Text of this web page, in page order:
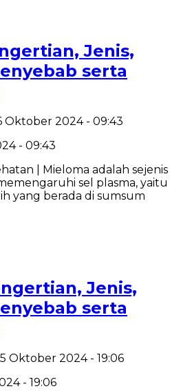
Jenis,
serta
Oktober 2024 - 09:43
- 09:43
| Mieloma adalah sejenis
sel plasma, yaitu
yang berada di sumsum
Jenis,
serta
Oktober 2024 - 19:06
- 19:06